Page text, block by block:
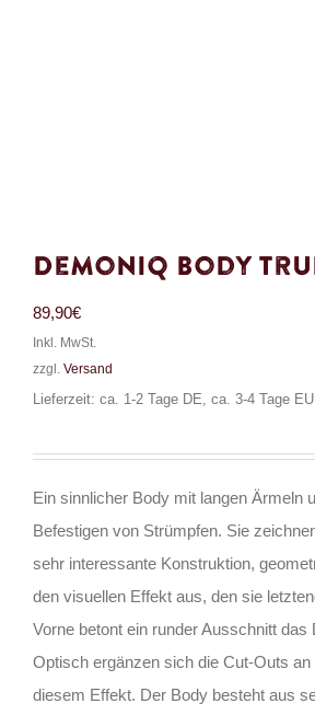
Demoniq Body
89,90€
Inkl. MwSt.
zzgl. Versand
Lieferzeit: ca. 1-2 Tage DE, ca. 3-4 Tage EU
Ein sinnlicher Body mit langen Ärmeln
Befestigen von Strümpfen. Sie
sehr interessante Konstruktion,
den visuellen Effekt aus, den sie
Vorne betont ein runder Ausschnitt das
Optisch ergänzen sich die Cut-Outs
diesem Effekt. Der Body besteht aus